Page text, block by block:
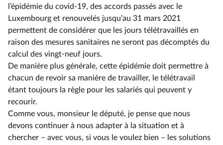
l’épidémie du covid-19, des accords passés avec le
Luxembourg et renouvelés jusqu’au 31 mars 2021
permettent de considérer que les jours télétravaillés en
raison des mesures sanitaires ne seront pas décomptés du
calcul des vingt-neuf jours.
De manière plus générale, cette épidémie doit permettre à
chacun de revoir sa manière de travailler, le télétravail
étant toujours la règle pour les salariés qui peuvent y
recourir.
Comme vous, monsieur le député, je pense que nous
devons continuer à nous adapter à la situation et à
chercher –⁠ avec vous, si vous le voulez bien – les solutions